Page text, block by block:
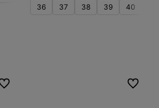
36 37 38 39 40
ulubionych Do